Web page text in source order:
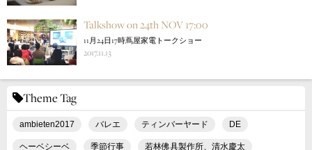
Talkshow on 24th NOV 17:00
11月24日17時蔦屋家電トークショー
2017.11.13
Theme Tag
ambieten2017 バレエ ティンバーヤード DE
ヘーベシーベ 季節行事 若林佛具製作所、清水慶太